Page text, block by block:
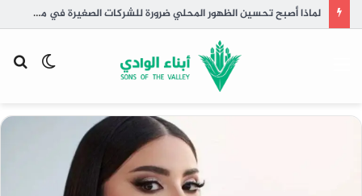
لماذا أصبح تحسين الظهور المحلي ضرورة للشركات الصغيرة في مصر؟
الوضع